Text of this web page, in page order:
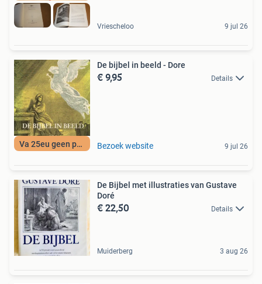
Vriescheloo 9 jul 26
Va 25eu geen porto
De bijbel in beeld - Dore
€ 9,95 Details
Bezoek website 9 jul 26
De Bijbel met illustraties van Gustave
Doré
€ 22,50 Details
Muiderberg 3 aug 26